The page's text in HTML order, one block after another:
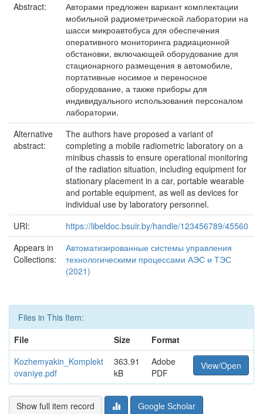
Abstract:
Авторами предложен вариант комплектации
мобильной радиометрической лаборатории на
шасси микроавтобуса для обеспечения
оперативного мониторинга радиационной
обстановки, включающей оборудование для
стационарного размещения в автомобиле,
портативные носимое и переносное
оборудование, а также приборы для
индивидуального использования персоналом
лаборатории.
Alternative
abstract:
The authors have proposed a variant of
completing a mobile radiometric laboratory on a
minibus chassis to ensure operational monitoring
of the radiation situation, including equipment for
stationary placement in a car, portable wearable
and portable equipment, as well as devices for
individual use by laboratory personnel.
URI:
https://libeldoc.bsuir.by/handle/123456789/45560
Appears in
Collections:
Автоматизированные системы управления
технологическими процессами АЭС и ТЭС
(2021)
Files in This Item:
File
Size
Format
Kozhemyakin_Komplekt
ovaniye.pdf
363.91
kB
Adobe
PDF
View/Open
Show full item record Google Scholar